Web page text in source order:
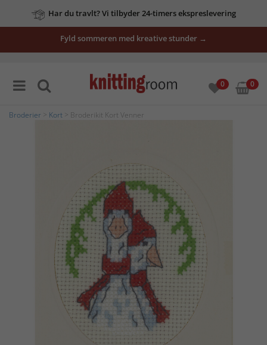
Har du travlt? Vi tilbyder 24-timers ekspreslevering
Fyld sommeren med kreative stunder →
0 0
Broderier Kort > Broderikit Kort Venner